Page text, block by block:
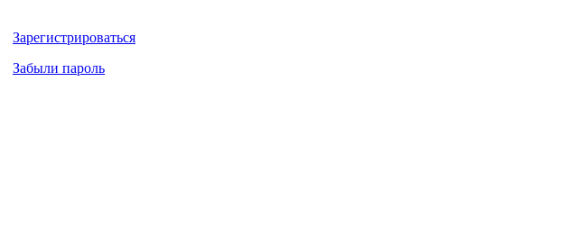
Зарегистрироваться
Забыли пароль